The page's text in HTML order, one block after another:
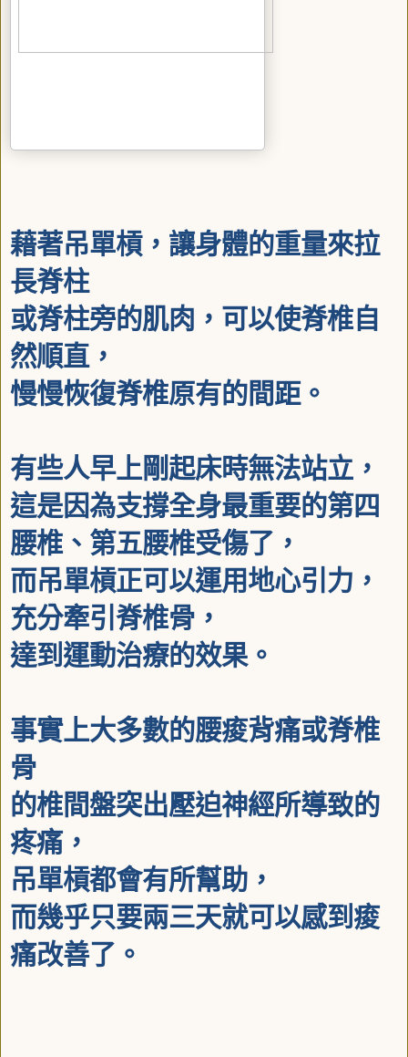
藉著吊單槓，讓身體的重量來拉
長脊柱
或脊柱旁的肌肉，可以使脊椎自
然順直，
慢慢恢復脊椎原有的間距。
有些人早上剛起床時無法站立，
這是因為支撐全身最重要的第四
腰椎、第五腰椎受傷了，
而吊單槓正可以運用地心引力，
充分牽引脊椎骨，
達到運動治療的效果。
事實上大多數的腰痠背痛或脊椎
骨
的椎間盤突出壓迫神經所導致的
疼痛，
吊單槓都會有所幫助，
而幾乎只要兩三天就可以感到痠
痛改善了。